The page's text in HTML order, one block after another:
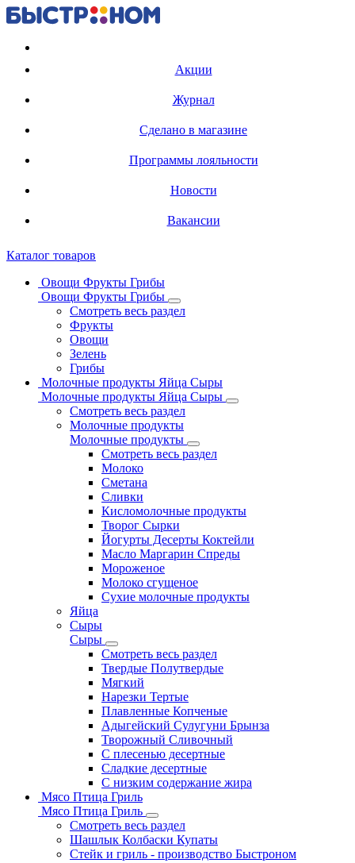
Акции
Журнал
Сделано в магазине
Программы лояльности
Новости
Вакансии
Каталог товаров
Овощи Фрукты Грибы
Овощи Фрукты Грибы
Смотреть весь раздел
Фрукты
Овощи
Зелень
Грибы
Молочные продукты Яйца Сыры
Молочные продукты Яйца Сыры
Смотреть весь раздел
Молочные продукты
Молочные продукты
Смотреть весь раздел
Молоко
Сметана
Сливки
Кисломолочные продукты
Творог Сырки
Йогурты Десерты Коктейли
Масло Маргарин Спреды
Мороженое
Молоко сгущеное
Сухие молочные продукты
Яйца
Сыры
Сыры
Смотреть весь раздел
Твердые Полутвердые
Мягкий
Нарезки Тертые
Плавленные Копченые
Адыгейский Сулугуни Брынза
Творожный Сливочный
С плесенью десертные
Сладкие десертные
С низким содержание жира
Мясо Птица Гриль
Мясо Птица Гриль
Смотреть весь раздел
Шашлык Колбаски Купаты
Стейк и гриль - производство Быстроном